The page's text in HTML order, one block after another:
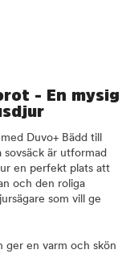
- En mysig
Duvo+ Bädd till
är utformad
en perfekt plats att
och den roliga
som vill ge
ger en varm och skön